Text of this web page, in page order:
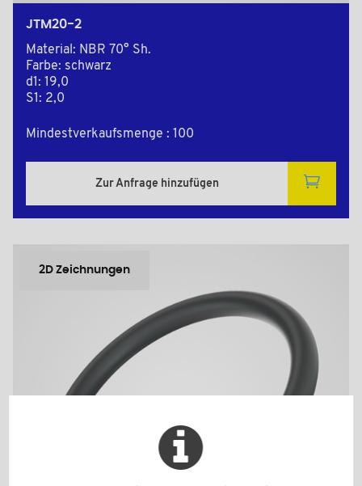
JTM20-2
Material: NBR 70° Sh.
Farbe: schwarz
d1: 19,0
S1: 2,0
Mindestverkaufsmenge : 100
Zur Anfrage hinzufügen
2D Zeichnungen